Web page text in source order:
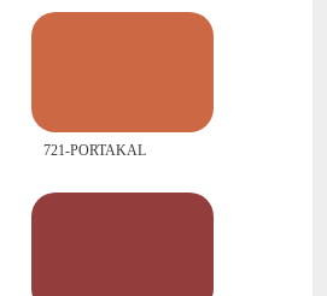
721-PORTAKAL